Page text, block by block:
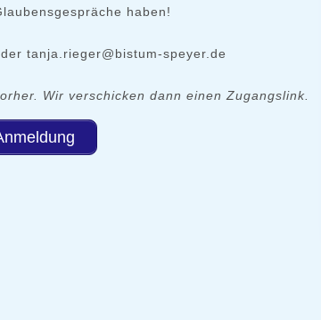
haben!
tanja.rieger@bistum-speyer.de
Wir verschicken dann einen Zugangslink.